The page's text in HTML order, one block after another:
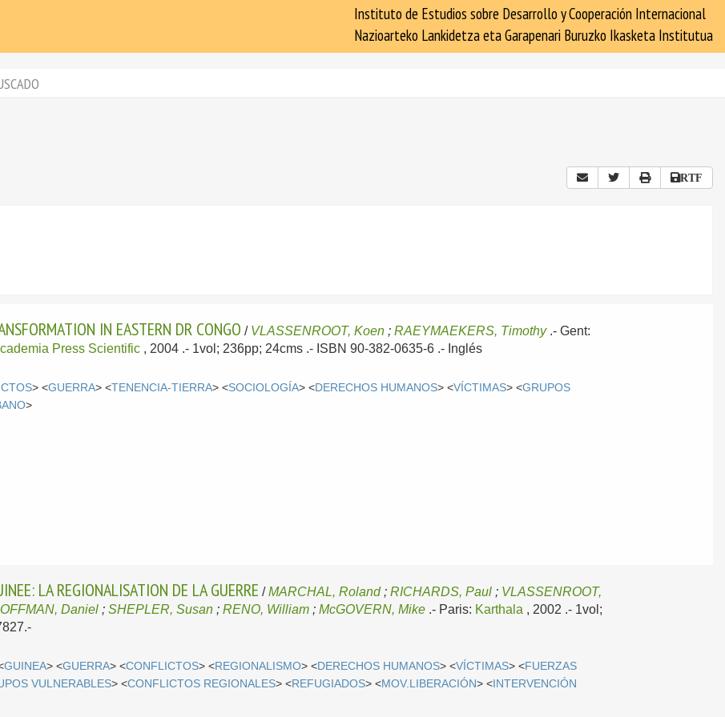
Instituto de Estudios sobre Desarrollo y Cooperación Internacional
Nazioarteko Lankidetza eta Garapenari Buruzko Ikasketa Institutua
RTF
IN EASTERN DR CONGO / VLASSENROOT, Koen ;RAEYMAEKERS, Timothy .-Gent:
Press Scientific , 2004 .- 1vol; 236pp; 24cms .- ISBN 90-382-0635-6 .- Inglés
> <GUERRA> <TENENCIA-TIERRA> <SOCIOLOGÍA> <DERECHOS HUMANOS> <VÍCTIMAS> <GRUPOS
>
LA REGIONALISATION DE LA GUERRE /MARCHAL, Roland;RICHARDS, Paul ; VLASSENROOT,
Daniel ;SHEPLER, Susan ;RENO, William ;McGOVERN, Mike .- Paris: Karthala , 2002 .- 1vol;
GUINEA> <GUERRA> <CONFLICTOS> <REGIONALISMO> <DERECHOS HUMANOS> <VÍCTIMAS> <FUERZAS
VULNERABLES> <CONFLICTOS REGIONALES> <REFUGIADOS> <MOV.LIBERACIÓN> < INTERVENCIÓN